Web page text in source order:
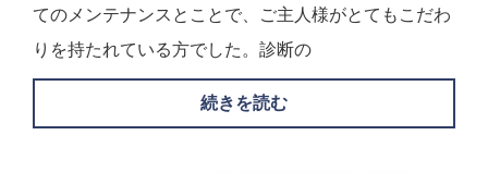
てのメンテナンスとことで、ご主人様がとてもこだわ
りを持たれている方でした。診断の
続きを読む